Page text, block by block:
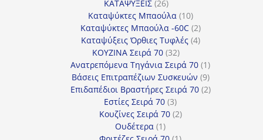
ΚΑΤΑΨΥΞΕΙΣ 2626
προϊόντα
Καταψύκτες Μπαούλα 1010
προϊόντα
Καταψύκτες Μπαούλα -60C 22
προϊόντα
Καταψύξεις Όρθιες Τυφλές 44
ΚΟΥΖΙΝΑ Σειρά 70 3232
προϊόντα
Ανατρεπόμενα Τηγάνια Σειρά 70 11
προϊόν
Βάσεις Επιτραπέζιων Συσκευών 99
προϊόντα
Επιδαπέδιοι Βραστήρες Σειρά 70 22
Εστίες Σειρά 70 33
προϊόντα
Κουζίνες Σειρά 70 22
Ουδέτερα 11
προϊόν
1